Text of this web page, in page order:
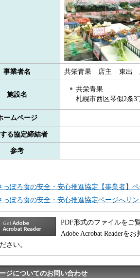
事業者名 共栄青果 店主 東出
施設名
共栄青果
札幌市西区琴似2条3
ームページ
る協定締結者
参考
っぽろ食の安全・安心推進協定【事業者】
っぽろ食の安全・安心推進協定ページへリン
PDF形式のファイルをご
Adobe Acrobat Readerを
さい。
ジについてのお問い合わせ